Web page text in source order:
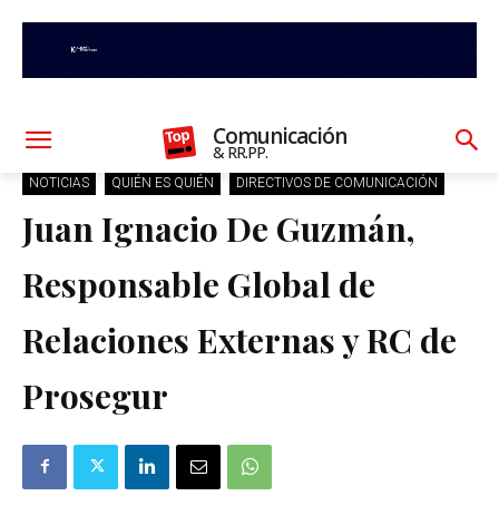
Comunicación
& RR.PP.
NOTICIAS QUIÉN ES QUIÉN DIRECTIVOS DE COMUNICACIÓN
Juan Ignacio De Guzmán,
Responsable Global de
Relaciones Externas y RC de
Prosegur